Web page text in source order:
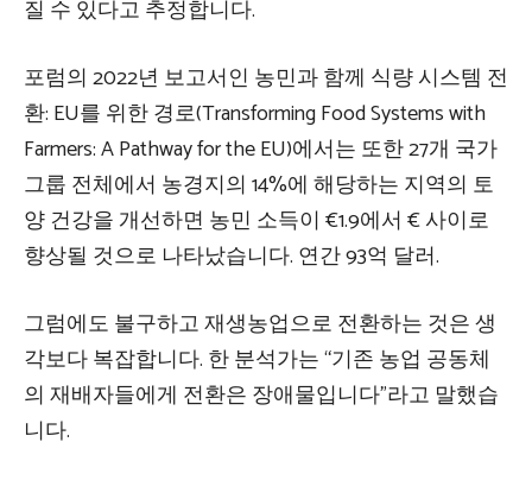
질 수 있다고 추정합니다.
포럼의 2022년 보고서인 농민과 함께 식량 시스템 전
환: EU를 위한 경로(Transforming Food Systems with
Farmers: A Pathway for the EU)에서는 또한 27개 국가
그룹 전체에서 농경지의 14%에 해당하는 지역의 토
양 건강을 개선하면 농민 소득이 €1.9에서 € 사이로
향상될 것으로 나타났습니다. 연간 93억 달러.
그럼에도 불구하고 재생농업으로 전환하는 것은 생
각보다 복잡합니다. 한 분석가는 “기존 농업 공동체
의 재배자들에게 전환은 장애물입니다”라고 말했습
니다.